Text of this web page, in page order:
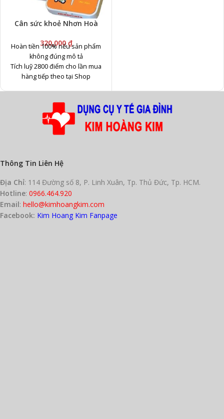
Cân sức khoẻ Nhơn Hoà
320,000₫
Hoàn tiền 100% nếu sản phẩm
không đúng mô tả
Tích luỹ 2800 điểm cho lần mua
hàng tiếp theo tại Shop
Bảo hành 12 tháng
Thông Tin Liên Hệ
Địa Chỉ: 114 Đường số 8, P. Linh Xuân, Tp. Thủ Đức, Tp. HCM.
Hotline: 0966.464.920
Email: hello@kimhoangkim.com
Facebook: Kim Hoang Kim Fanpage